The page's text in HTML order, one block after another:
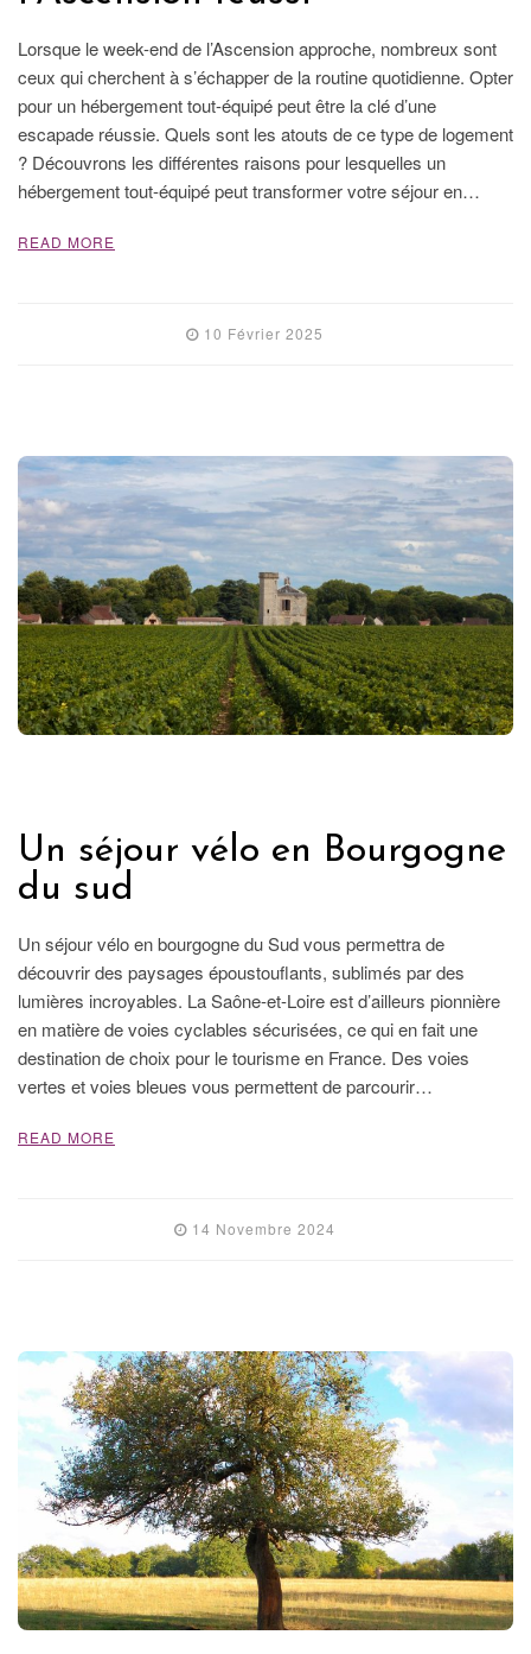
Lorsque le week-end de l’Ascension approche, nombreux sont
ceux qui cherchent à s’échapper de la routine quotidienne. Opter
pour un hébergement tout-équipé peut être la clé d’une
escapade réussie. Quels sont les atouts de ce type de logement
? Découvrons les différentes raisons pour lesquelles un
hébergement tout-équipé peut transformer votre séjour en…
READ MORE
10 Février 2025
Un séjour vélo en Bourgogne
du sud
Un séjour vélo en bourgogne du Sud vous permettra de
découvrir des paysages époustouflants, sublimés par des
lumières incroyables. La Saône-et-Loire est d’ailleurs pionnière
en matière de voies cyclables sécurisées, ce qui en fait une
destination de choix pour le tourisme en France. Des voies
vertes et voies bleues vous permettent de parcourir…
READ MORE
14 Novembre 2024